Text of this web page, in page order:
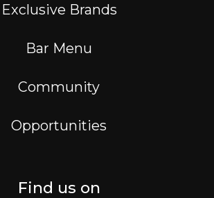
Exclusive Brands
Bar Menu
Community
Opportunities
Find us on